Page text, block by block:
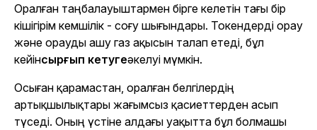
Оралған таңбалауыштармен бірге келетін тағы бір
кішігірім кемшілік - соғу шығындары. Токендерді орау
және орауды ашу газ ақысын талап етеді, бұл
кейінсырғып кетугеәкелуі мүмкін.
Осыған қарамастан, оралған белгілердің
артықшылықтары жағымсыз қасиеттерден асып
түседі. Оның үстіне алдағы уақытта бұл болмашы